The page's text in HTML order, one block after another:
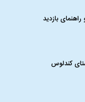
بازدید
کندلوس